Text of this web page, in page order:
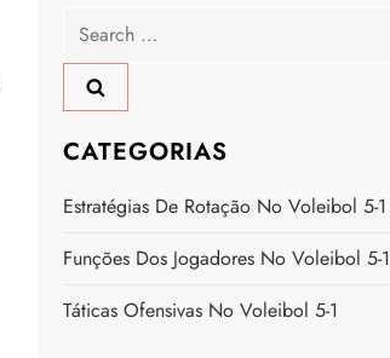
Search
for:
CATEGORIAS
Estratégias De Rotação No Voleibol 5-1
Funções Dos Jogadores No Voleibol 5-1
Táticas Ofensivas No Voleibol 5-1